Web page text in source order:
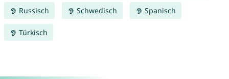
Russisch Schwedisch Spanisch
Türkisch